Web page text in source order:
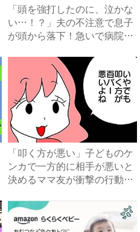
「頭を強打したのに、泣かな
い…！？」夫の不注意で息子
が頭から落下！急いで病院へ
「叩く方が悪い」子どものケ
ンカで一方的に相手が悪いと
決めるママ友が衝撃の行動を